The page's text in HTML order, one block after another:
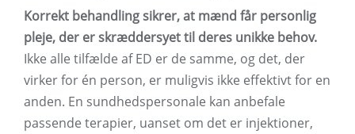
Korrekt behandling sikrer, at mænd får personlig
pleje, der er skræddersyet til deres unikke behov.
Ikke alle tilfælde af ED er de samme, og det, der
virker for én person, er muligvis ikke effektivt for en
anden. En sundhedspersonale kan anbefale
passende terapier, uanset om det er injektioner,